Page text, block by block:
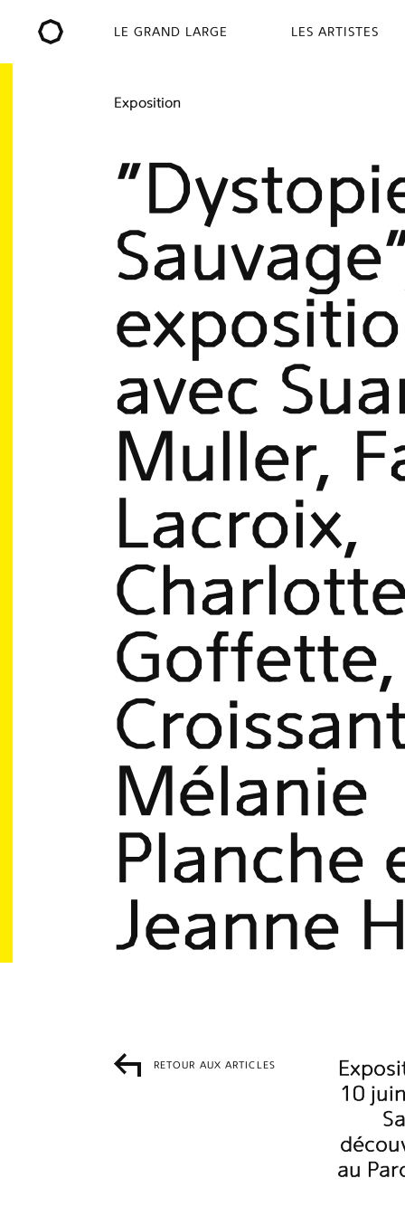
LE GRAND LARGE LES ARTISTES
Exposition
avec
Muller,
Lacroix,
Mélanie
Planche
Jeanne
RETOUR AUX ARTICLES
10
au